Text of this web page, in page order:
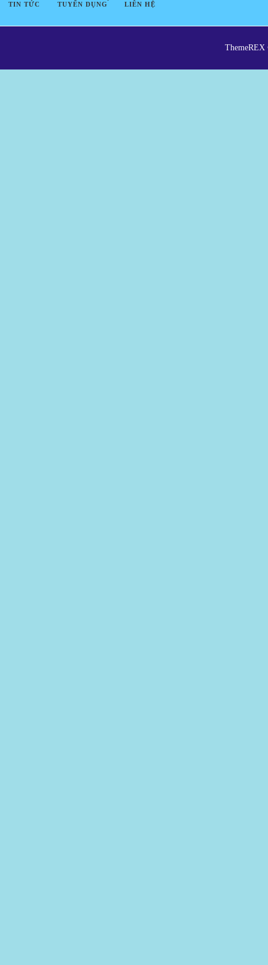
TIN TỨC
TUYỂN DỤNG LIÊN HỆ
ThemeREX